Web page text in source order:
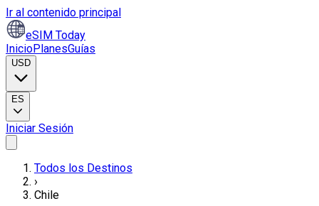
Ir al contenido principal
eSIM Today
InicioPlanesGuías
USD
ES
Iniciar Sesión
Todos los Destinos
›
Chile